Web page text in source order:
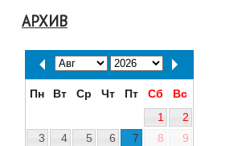
АРХИВ
Пн Вт Ср Чт Пт Сб
Вс
1
2
3
4 5 6 7 8
9